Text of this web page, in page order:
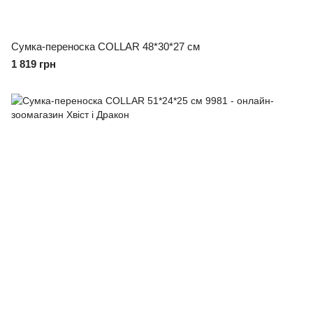
Сумка-переноска COLLAR 48*30*27 см
1 819 грн